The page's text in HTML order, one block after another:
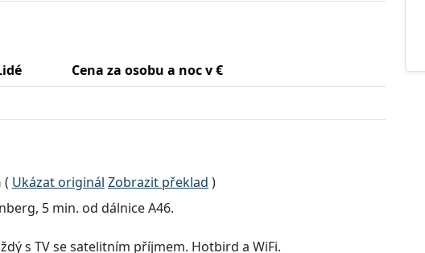
Cena za osobu a noc v €
( Ukázat originál Zobrazit překlad )
5 min. od dálnice A46.
s TV se satelitním příjmem. Hotbird a WiFi.